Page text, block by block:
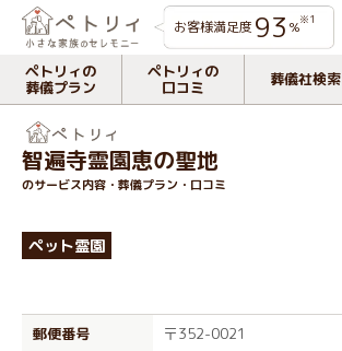
お客様満足度 93 %※1
ペトリィの
葬儀プラン
ペトリィの
口コミ
葬儀社検索
智遍寺霊園恵の聖地
のサービス内容・葬儀プラン・口コミ
ペット霊園
郵便番号
〒352-0021